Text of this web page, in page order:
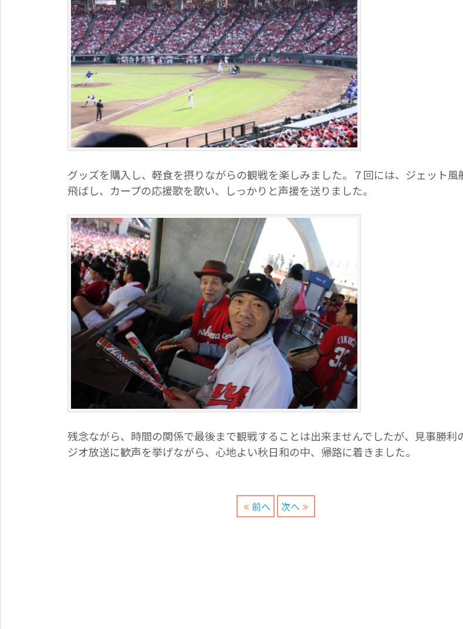
グッズを購入し、軽食を摂りながらの観戦を楽しみました。７回には、ジェット風
飛ばし、カープの応援歌を歌い、しっかりと声援を送りました。
残念ながら、時間の関係で最後まで観戦することは出来ませんでしたが、見事勝利
ジオ放送に歓声を挙げながら、心地よい秋日和の中、帰路に着きました。
前へ 次へ